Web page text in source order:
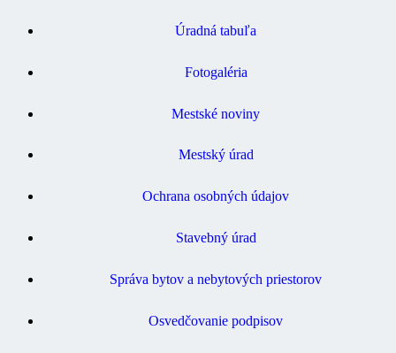
Úradná tabuľa
Fotogaléria
Mestské noviny
Mestský úrad
Ochrana osobných údajov
Stavebný úrad
Správa bytov a nebytových priestorov
Osvedčovanie podpisov